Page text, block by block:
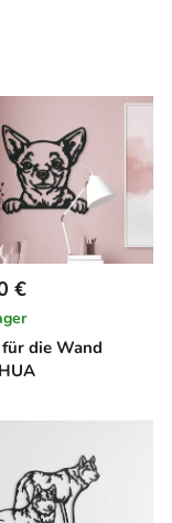
die Wand
€